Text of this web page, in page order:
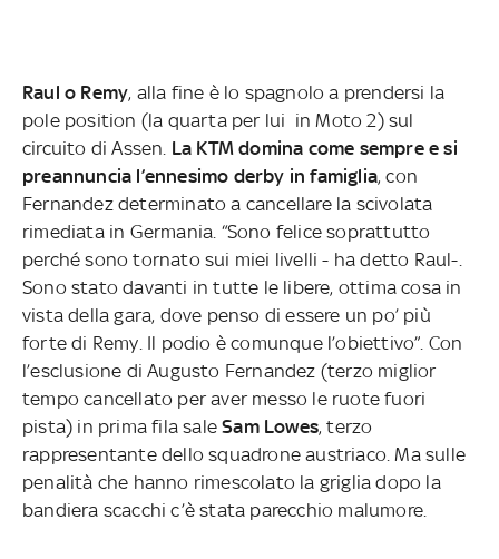
Raul o Remy, alla fine è lo spagnolo a prendersi la
pole position (la quarta per lui in Moto 2) sul
circuito di Assen. La KTM domina come sempre e si
preannuncia l’ennesimo derby in famiglia, con
Fernandez determinato a cancellare la scivolata
rimediata in Germania. “Sono felice soprattutto
perché sono tornato sui miei livelli - ha detto Raul-.
Sono stato davanti in tutte le libere, ottima cosa in
vista della gara, dove penso di essere un po’ più
forte di Remy. Il podio è comunque l’obiettivo”. Con
l’esclusione di Augusto Fernandez (terzo miglior
tempo cancellato per aver messo le ruote fuori
pista) in prima fila saleSam Lowes, terzo
rappresentante dello squadrone austriaco. Ma sulle
penalità che hanno rimescolato la griglia dopo la
bandiera scacchi c’è stata parecchio malumore.